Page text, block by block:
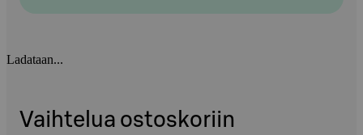
Ladataan...
Vaihtelua ostoskoriin